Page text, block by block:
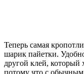
Теперь самая
шарик пайетки.
другой клей,